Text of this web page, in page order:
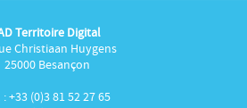
Territoire Digital
Christiaan Huygens
25000 Besançon
: +33 (0)3 81 52 27 65